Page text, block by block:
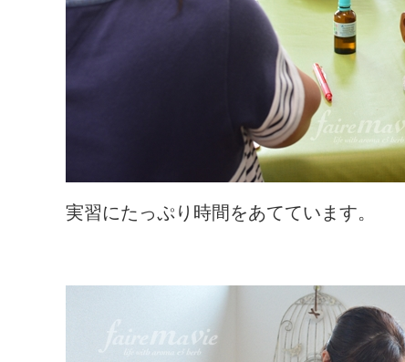
実習にたっぷり時間をあてています。